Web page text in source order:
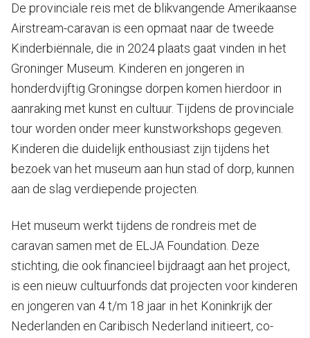
De provinciale reis met de blikvangende Amerikaanse
Airstream-caravan is een opmaat naar de tweede
Kinderbiënnale, die in 2024 plaats gaat vinden in het
Groninger Museum. Kinderen en jongeren in
honderdvijftig Groningse dorpen komen hierdoor in
aanraking met kunst en cultuur. Tijdens de provinciale
tour worden onder meer kunstworkshops gegeven.
Kinderen die duidelijk enthousiast zijn tijdens het
bezoek van het museum aan hun stad of dorp, kunnen
aan de slag verdiepende projecten.
Het museum werkt tijdens de rondreis met de
caravan samen met de ELJA Foundation. Deze
stichting, die ook financieel bijdraagt aan het project,
is een nieuw cultuurfonds dat projecten voor kinderen
en jongeren van 4 t/m 18 jaar in het Koninkrijk der
Nederlanden en Caribisch Nederland initieert, co-